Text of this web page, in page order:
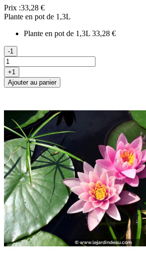
Prix :33,28 €
Plante en pot de 1,3L
Plante en pot de 1,3L 33,28 €
-1
+1
Ajouter au panier